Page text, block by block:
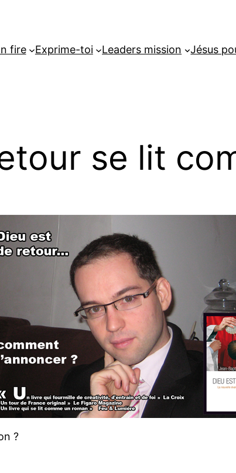
fire Exprime-toi Leaders mission Jésus
se lit
?